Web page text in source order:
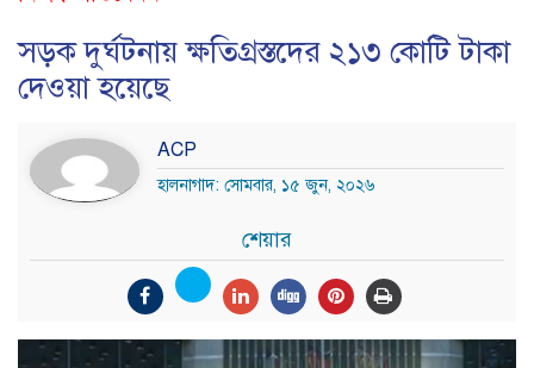
সড়ক দুর্ঘটনায় ক্ষতিগ্রস্তদের ২১৩ কোটি টাকা
দেওয়া হয়েছে
ACP
হালনাগাদ: সোমবার, ১৫ জুন, ২০২৬
শেয়ার